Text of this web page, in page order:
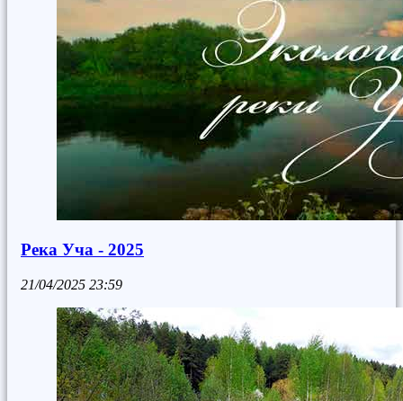
Река Уча - 2025
21/04/2025 23:59